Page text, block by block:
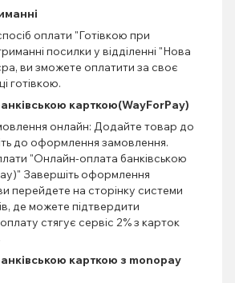
оплати "Готівкою при
посилки у відділенні "Нова
ви зможете оплатити за своє
готівкою.
карткою(WayForPay)
онлайн: Додайте товар до
до оформлення замовлення.
"Онлайн-оплата банківською
Завершіть оформлення
перейдете на сторінку системи
де можете підтвердити
стягує сервіс 2% з карток
карткою з monopay